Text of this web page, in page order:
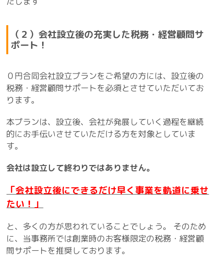
（２）会社設立後の充実した税務・経営顧問サ
ポート！
０円合同会社設立プランをご希望の方には、設立後の
税務・経営顧問サポートを必須とさせていただいてお
ります。
本プランは、設立後、会社が発展していく過程を継続
的にお手伝いさせていただける方を対象としていま
す。
会社は設立して終わりではありません。
「会社設立後にできるだけ早く事業を軌道に乗せ
たい！」
と、多くの方が思われていることでしょう。 そのため
に、当事務所では創業時のお客様限定の税務・経営顧
問サポートを推奨しております。